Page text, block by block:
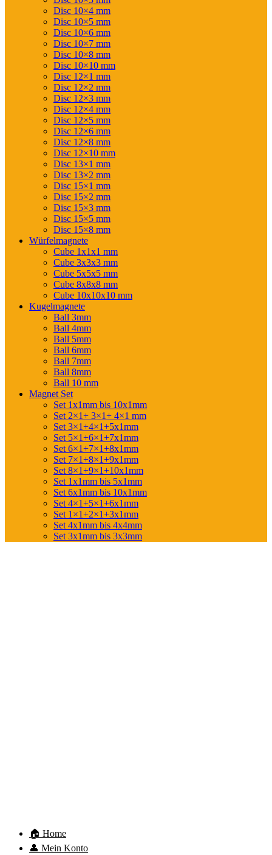
Disc 10×4 mm
Disc 10×5 mm
Disc 10×6 mm
Disc 10×7 mm
Disc 10×8 mm
Disc 10×10 mm
Disc 12×1 mm
Disc 12×2 mm
Disc 12×3 mm
Disc 12×4 mm
Disc 12×5 mm
Disc 12×6 mm
Disc 12×8 mm
Disc 12×10 mm
Disc 13×1 mm
Disc 13×2 mm
Disc 15×1 mm
Disc 15×2 mm
Disc 15×3 mm
Disc 15×5 mm
Disc 15×8 mm
Würfelmagnete
Cube 1x1x1 mm
Cube 3x3x3 mm
Cube 5x5x5 mm
Cube 8x8x8 mm
Cube 10x10x10 mm
Kugelmagnete
Ball 3mm
Ball 4mm
Ball 5mm
Ball 6mm
Ball 7mm
Ball 8mm
Ball 10 mm
Magnet Set
Set 1x1mm bis 10x1mm
Set 2×1+ 3×1+ 4×1 mm
Set 3×1+4×1+5x1mm
Set 5×1+6×1+7x1mm
Set 6×1+7×1+8x1mm
Set 7×1+8×1+9x1mm
Set 8×1+9×1+10x1mm
Set 1x1mm bis 5x1mm
Set 6x1mm bis 10x1mm
Set 4×1+5×1+6x1mm
Set 1×1+2×1+3x1mm
Set 4x1mm bis 4x4mm
Set 3x1mm bis 3x3mm
🏠 Home
👤 Mein Konto